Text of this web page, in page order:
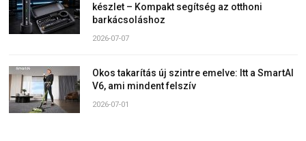
készlet – Kompakt segítség az otthoni
barkácsoláshoz
2026-07-07
Okos takarítás új szintre emelve: Itt a SmartAI
V6, ami mindent felszív
2026-07-01